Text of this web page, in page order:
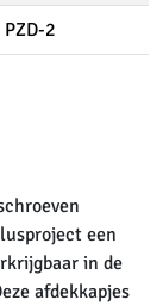
PZD-2
een
in de
afdekkapjes